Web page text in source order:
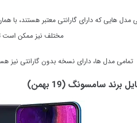
هایی که دارای گارانتی معتبر هستند، با
مختلف نیز ممکن است
تمامی مدل ها، دارای نسخه بدون گارانتی نیز
برند سامسونگ (19 بهمن)